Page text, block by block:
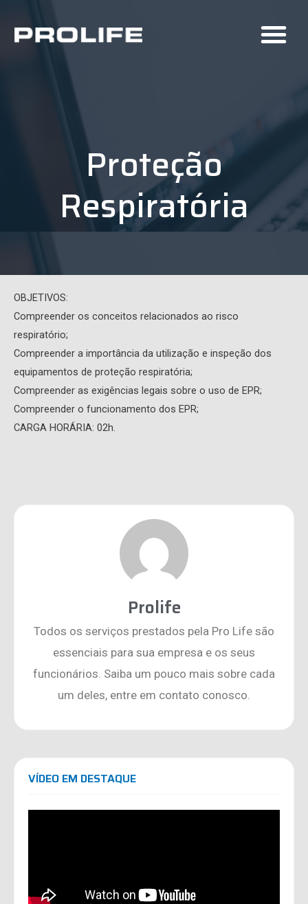
Proteção
Respiratória
OBJETIVOS:
Compreender os conceitos relacionados ao risco
respiratório;
Compreender a importância da utilização e inspeção dos
equipamentos de proteção respiratória;
Compreender as exigências legais sobre o uso de EPR;
Compreender o funcionamento dos EPR;
CARGA HORÁRIA: 02h.
Prolife
Todos os serviços prestados pela Pro Life são
essenciais para sua empresa e os seus
funcionários. Saiba um pouco mais sobre cada
um deles, entre em contato conosco.
VÍDEO EM DESTAQUE